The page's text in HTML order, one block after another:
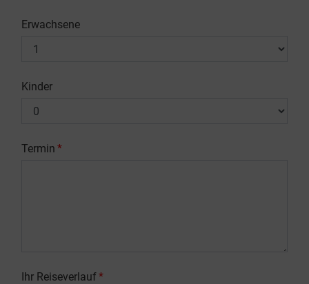
Erwachsene
Kinder
Termin *
Ihr Reiseverlauf*